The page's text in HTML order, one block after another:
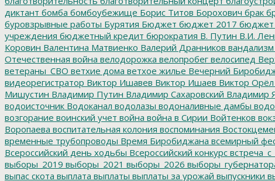
диктант бомба бомбоубежище Борис Титов Борохович брак
буровзрывные работы Бурятия Бюджет бюджет 2017 бюджет
учреждения бюджетный кредит бюрократия В. Путин В.И.
Коровин Валентина Матвиенко Валерий Дранников вандализм
Отечественная война велодорожка велопробег велосипед
ветераны_СВО ветхие дома ветхое жилье Вечерний
видеорегистратор Виктор Ишавев Виктор Ишаев Виктор Орёл
Мишустин Владимир Путин Владимир Сахаровский Владимир
водоисточник Водоканал водолазы водоналивные дамбы
возгорание воинский учет война война в Сирии Войтенков
Воропаева воспитательная колония воспоминания
временные трубопроводы Время Биробиджана всемирный
Всероссийский день ходьбы Всероссийский конкурс
выборы_2019 выборы_2021 выборы_2026
выпас скота выплата выплаты выплаты за урожай выпускники